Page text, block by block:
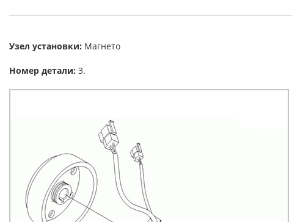
Узел установки: Магнето
Номер детали: 3.